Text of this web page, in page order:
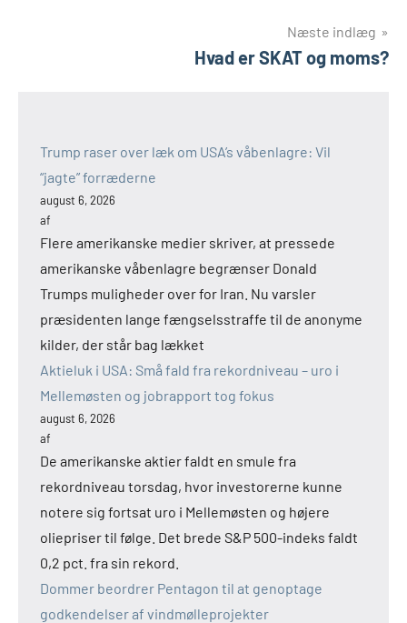
Næste indlæg
Hvad er SKAT og moms?
Trump raser over læk om USA’s våbenlagre: Vil
“jagte” forræderne
august 6, 2026
af
Flere amerikanske medier skriver, at pressede
amerikanske våbenlagre begrænser Donald
Trumps muligheder over for Iran. Nu varsler
præsidenten lange fængselsstraffe til de anonyme
kilder, der står bag lækket
Aktieluk i USA: Små fald fra rekordniveau – uro i
Mellemøsten og jobrapport tog fokus
august 6, 2026
af
De amerikanske aktier faldt en smule fra
rekordniveau torsdag, hvor investorerne kunne
notere sig fortsat uro i Mellemøsten og højere
oliepriser til følge. Det brede S&P 500-indeks faldt
0,2 pct. fra sin rekord.
Dommer beordrer Pentagon til at genoptage
godkendelser af vindmølleprojekter